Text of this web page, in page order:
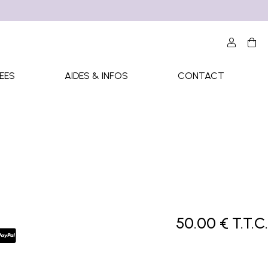
AIDES & INFOS CONTACT
50.00 € T.T.C.